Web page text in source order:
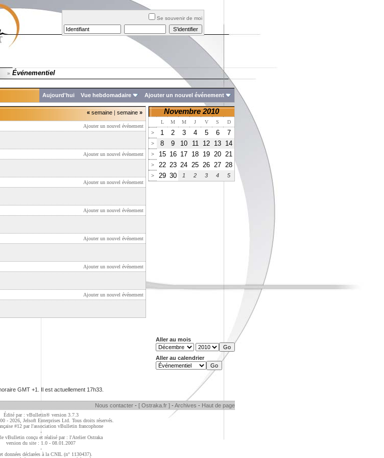
Se souvenir de moi
» Événementiel
Aujourd'hui Vue hebdomadaire Ajouter un nouvel événement
« semaine | semaine »
Ajouter un nouvel événement
Ajouter un nouvel événement
Ajouter un nouvel événement
Ajouter un nouvel événement
Ajouter un nouvel événement
Ajouter un nouvel événement
Ajouter un nouvel événement
Novembre 2010
L M M J V S
D
>
1 2 3 4 5 6 7
> 8 9 10 11 12 13 14
> 15 16 17 18 19 20 21
> 22 23 24 25 26 27 28
> 29 30 1 2 3 4 5
Aller au mois
Aller au calendrier
GMT +1. Il est actuellement 17h33
Nous contacter - [ Ostraka.fr ] - Archives - Haut de page
Édité par : vBulletin® version 3.7.3
- 2026, Jelsoft Enterprises Ltd. Tous droits réservés.
#12 parl'association vBulletin francophone
-
vBulletin conçu et réalisé par : l'Atelier Ostraka
version du site : 1.0 - 08.01.2007
-
données déclarées à la CNIL (n° 1130437).